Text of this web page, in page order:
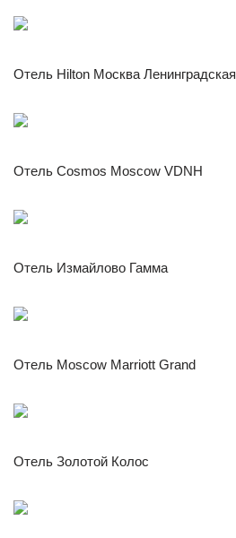
Отель Hilton Москва Ленинградская
Отель Cosmos Moscow VDNH
Отель Измайлово Гамма
Отель Moscow Marriott Grand
Отель Золотой Колос